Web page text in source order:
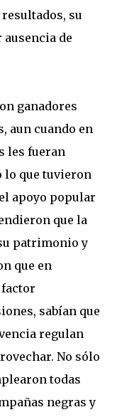
su
de
ganadores
aun cuando en
les fueran
lo que tuvieron
apoyo popular
que la
patrimonio y
que en
sabían que
regulan
No sólo
todas
negras y